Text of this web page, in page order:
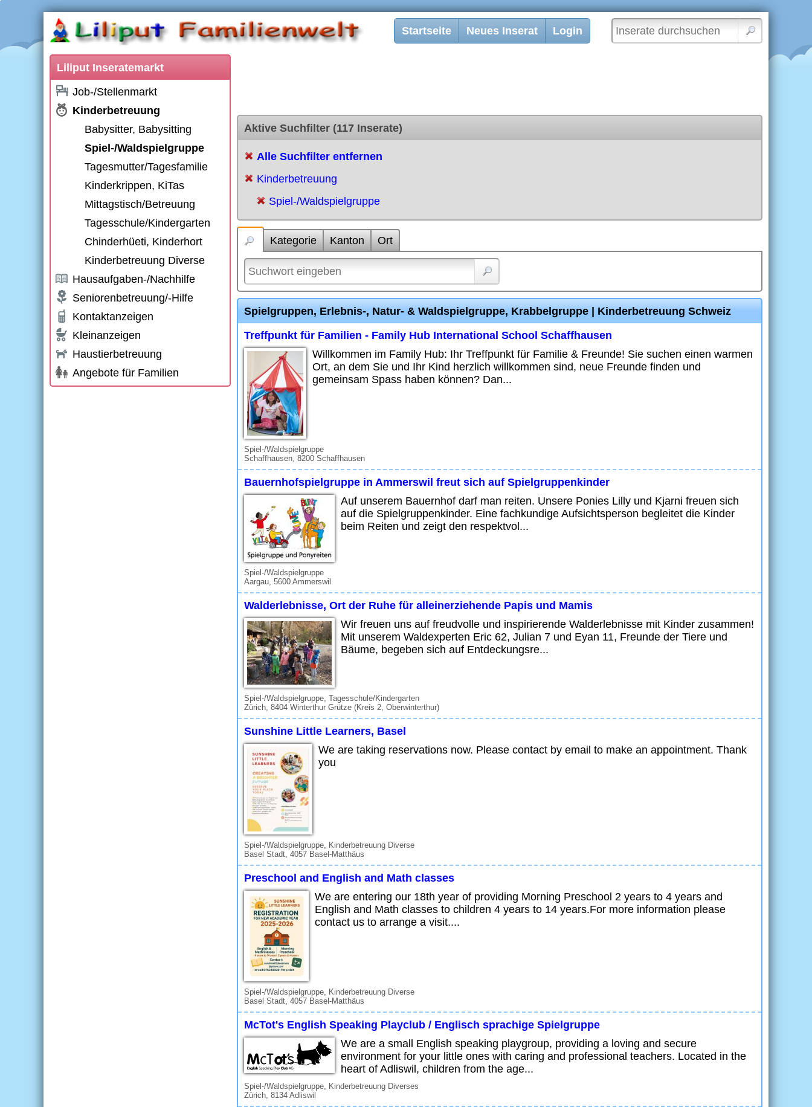
Startseite Neues Inserat Login
Liliput Inseratemarkt
Job-/Stellenmarkt
Kinderbetreuung
Babysitter, Babysitting
Spiel-/Waldspielgruppe
Tagesmutter/Tagesfamilie
Kinderkrippen, KiTas
Mittagstisch/Betreuung
Tagesschule/Kindergarten
Chinderhüeti, Kinderhort
Kinderbetreuung Diverse
Hausaufgaben-/Nachhilfe
Seniorenbetreuung/-Hilfe
Kontaktanzeigen
Kleinanzeigen
Haustierbetreuung
Angebote für Familien
Aktive Suchfilter (117 Inserate)
Alle Suchfilter entfernen
Kinderbetreuung
Spiel-/Waldspielgruppe
Kategorie Kanton Ort
Spielgruppen, Erlebnis-, Natur- & Waldspielgruppe, Krabbelgruppe | Kinderbetreuung Schweiz
Treffpunkt für Familien - Family Hub International School Schaffhausen
Willkommen im Family Hub: Ihr Treffpunkt für Familie & Freunde! Sie suchen einen warmen
Ort, an dem Sie und Ihr Kind herzlich willkommen sind, neue Freunde finden und
gemeinsam Spass haben können? Dan...
Spiel-/Waldspielgruppe
Schaffhausen, 8200 Schaffhausen
Bauernhofspielgruppe in Ammerswil freut sich auf Spielgruppenkinder
Auf unserem Bauernhof darf man reiten. Unsere Ponies Lilly und Kjarni freuen sich
auf die Spielgruppenkinder. Eine fachkundige Aufsichtsperson begleitet die Kinder
beim Reiten und zeigt den respektvol...
Spiel-/Waldspielgruppe
Aargau, 5600 Ammerswil
Walderlebnisse, Ort der Ruhe für alleinerziehende Papis und Mamis
Wir freuen uns auf freudvolle und inspirierende Walderlebnisse mit Kinder zusammen!
Mit unserem Waldexperten Eric 62, Julian 7 und Eyan 11, Freunde der Tiere und
Bäume, begeben sich auf Entdeckungsre...
Spiel-/Waldspielgruppe, Tagesschule/Kindergarten
Zürich, 8404 Winterthur Grütze (Kreis 2, Oberwinterthur)
Sunshine Little Learners, Basel
We are taking reservations now. Please contact by email to make an appointment. Thank
you
Spiel-/Waldspielgruppe, Kinderbetreuung Diverse
Basel Stadt, 4057 Basel-Matthäus
Preschool and English and Math classes
We are entering our 18th year of providing Morning Preschool 2 years to 4 years and
English and Math classes to children 4 years to 14 years.For more information please
contact us to arrange a visit....
Spiel-/Waldspielgruppe, Kinderbetreuung Diverse
Basel Stadt, 4057 Basel-Matthäus
McTot's English Speaking Playclub / Englisch sprachige Spielgruppe
We are a small English speaking playgroup, providing a loving and secure
environment for your little ones with caring and professional teachers. Located in the
heart of Adliswil, children from the age...
Spiel-/Waldspielgruppe, Kinderbetreuung Diverses
Zürich, 8134 Adliswil